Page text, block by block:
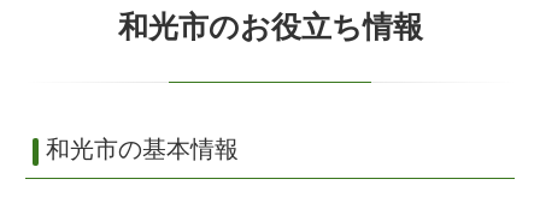
和光市のお役立ち情報
和光市の基本情報